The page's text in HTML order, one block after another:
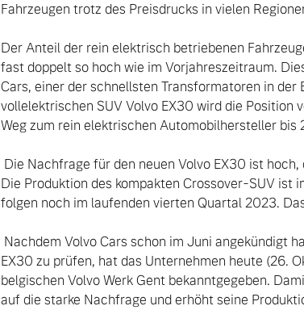
Fahrzeugen trotz des Preisdrucks in vielen
Der Anteil der rein elektrisch betriebenen
fast doppelt so hoch wie im Vorjahreszeitraum.
Cars, einer der schnellsten Transformatoren in
vollelektrischen SUV Volvo EX30 wird die Position
Weg zum rein elektrischen Automobilhersteller
Die Produktion des kompakten Crossover-SUV
folgen noch im laufenden vierten Quartal 2023.
EX30 zu prüfen, hat das Unternehmen heute (26.
belgischen Volvo Werk Gent bekanntgegeben.
auf die starke Nachfrage und erhöht seine